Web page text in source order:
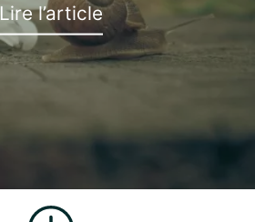
Lire l’article